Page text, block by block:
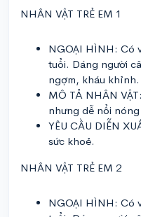
NHÂN VẬT TRẺ EM 1
NGOẠI HÌNH: Có
tuổi. Dáng người
ngợm, kháu
MÔ TẢ NHÂN
nhưng dễ nổi nóng
YÊU CẦU DIỄN
sức khoẻ.
NHÂN VẬT TRẺ EM 2
NGOẠI HÌNH: Có